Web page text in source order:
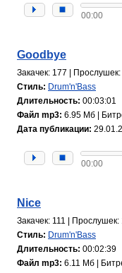
00:00
Goodbye
Закачек: 177 |
Стиль: Drum'n'Bass
Длительность: 00:03:01
Файл mp3: 6.95 Мб |
Дата публикации:
00:00
Nice
Закачек: 111 | Прослушек:
Стиль: Drum'n'Bass
Длительность: 00:02:39
Файл mp3: 6.11 Мб |